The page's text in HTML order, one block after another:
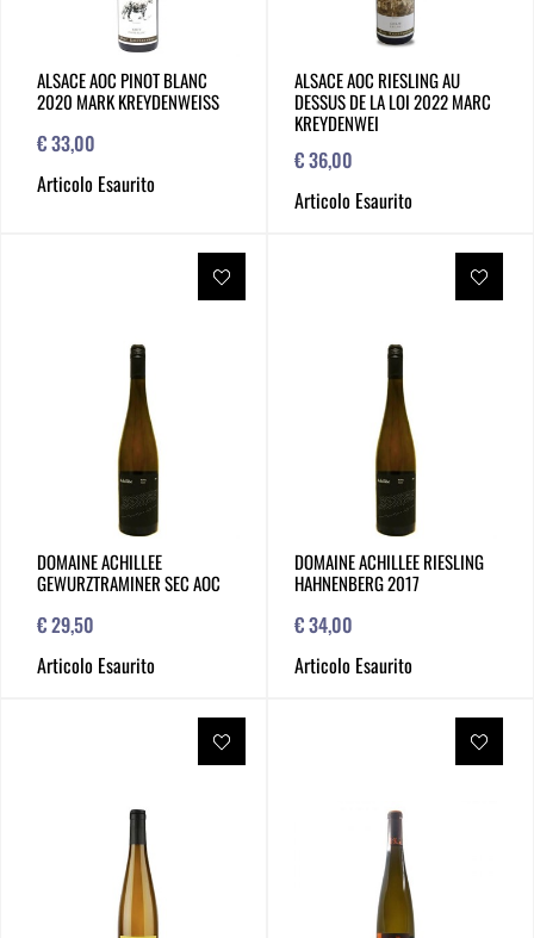
ALSACE AOC PINOT BLANC
2020 MARK KREYDENWEISS
€ 33,00
Articolo Esaurito
ALSACE AOC RIESLING AU
DESSUS DE LA LOI 2022 MARC
KREYDENWEI
€ 36,00
Articolo Esaurito
DOMAINE ACHILLEE
GEWURZTRAMINER SEC AOC
€ 29,50
Articolo Esaurito
DOMAINE ACHILLEE RIESLING
HAHNENBERG 2017
€ 34,00
Articolo Esaurito